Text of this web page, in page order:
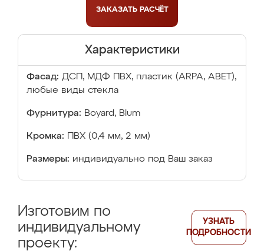
ЗАКАЗАТЬ РАСЧЁТ
Характеристики
Фасад: ДСП, МДФ ПВХ, пластик (ARPA, ABET),
любые виды стекла
Фурнитура: Boyard, Blum
Кромка: ПВХ (0,4 мм, 2 мм)
Размеры: индивидуально под Ваш заказ
Изготовим по
индивидуальному
проекту:
УЗНАТЬ
ПОДРОБНОСТИ